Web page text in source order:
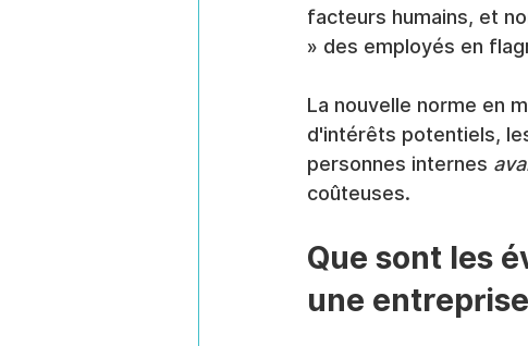
facteurs humains, et
» des employés en
La nouvelle norme en
d'intérêts potentiels,
personnes internes
coûteuses.
Que sont les
une